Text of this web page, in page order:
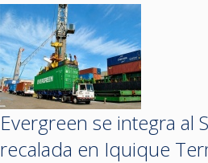
Evergreen se integra al
recalada en Iquique